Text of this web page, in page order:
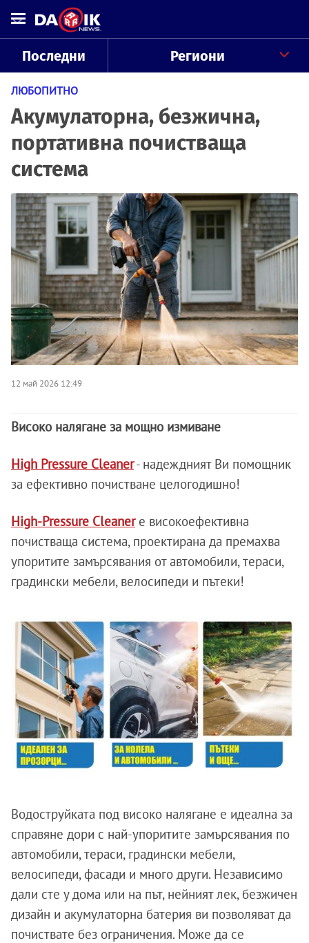
Последни Региони
ЛЮБОПИТНО
Акумулаторна, безжична,
портативна почистваща
система
12 май 2026 12:49
Високо налягане за мощно измиване
High Pressure Cleaner- надеждният Ви помощник
за ефективно почистване целогодишно!
High-Pressure Cleanerе високоефективна
почистваща система, проектирана да премахва
упоритите замърсявания от автомобили, тераси,
градински мебели, велосипеди и пътеки!
Водоструйката под високо налягане е идеална за
справяне дори с най-упоритите замърсявания по
автомобили, тераси, градински мебели,
велосипеди, фасади и много други. Независимо
дали сте у дома или на път, нейният лек, безжичен
дизайн и акумулаторна батерия ви позволяват да
почиствате без ограничения. Може да се